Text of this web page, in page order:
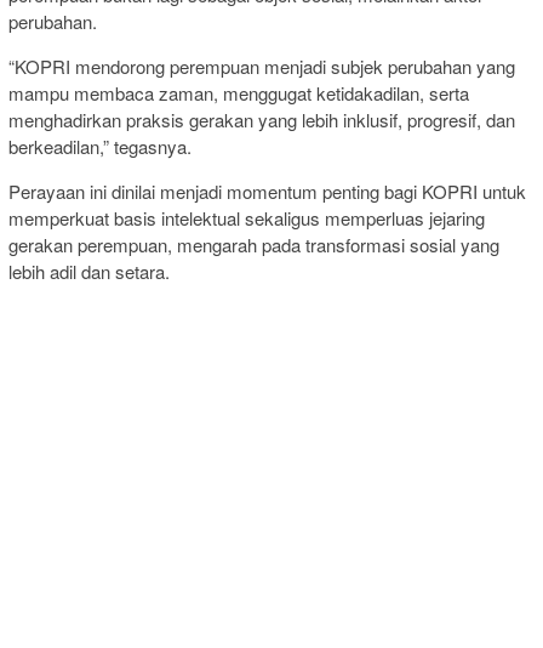
perubahan.
“KOPRI mendorong perempuan menjadi subjek perubahan yang
mampu membaca zaman, menggugat ketidakadilan, serta
menghadirkan praksis gerakan yang lebih inklusif, progresif, dan
berkeadilan,” tegasnya.
Perayaan ini dinilai menjadi momentum penting bagi KOPRI untuk
memperkuat basis intelektual sekaligus memperluas jejaring
gerakan perempuan, mengarah pada transformasi sosial yang
lebih adil dan setara.